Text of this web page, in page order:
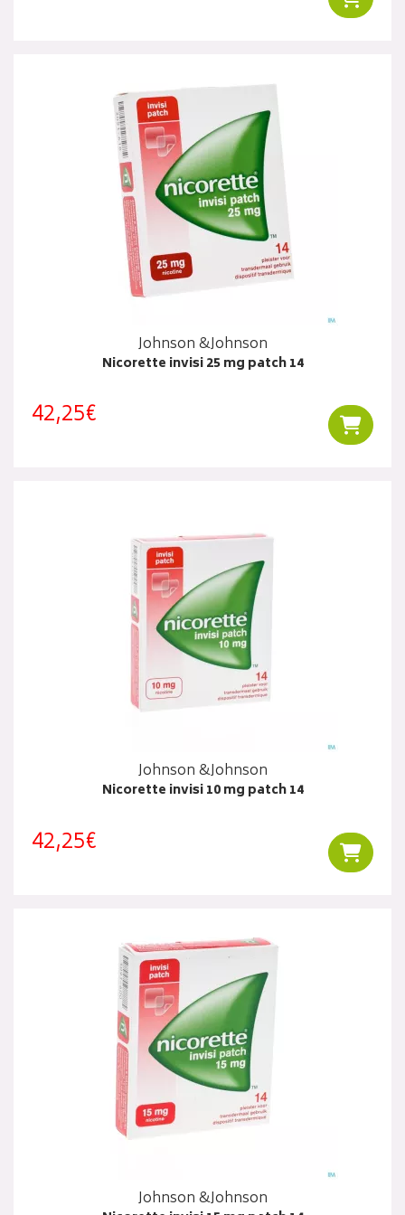
Johnson &Johnson
Nicorette invisi 25 mg patch 14
42,25€
Johnson &Johnson
Nicorette invisi 10 mg patch 14
42,25€
Johnson &Johnson